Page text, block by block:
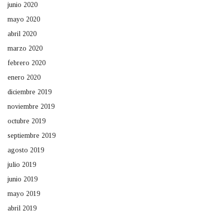
junio 2020
mayo 2020
abril 2020
marzo 2020
febrero 2020
enero 2020
diciembre 2019
noviembre 2019
octubre 2019
septiembre 2019
agosto 2019
julio 2019
junio 2019
mayo 2019
abril 2019